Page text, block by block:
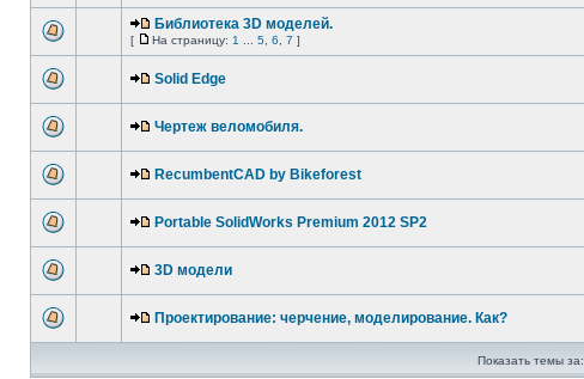
Библиотека 3D моделей.
[ На страницу: 1 5 6 7 ]
Solid Edge
Чертеж веломобиля.
RecumbentCAD by Bikeforest
Portable SolidWorks Premium 2012 SP2
3D модели
Проектирование: черчение, моделирование. Как?
Показать темы за: